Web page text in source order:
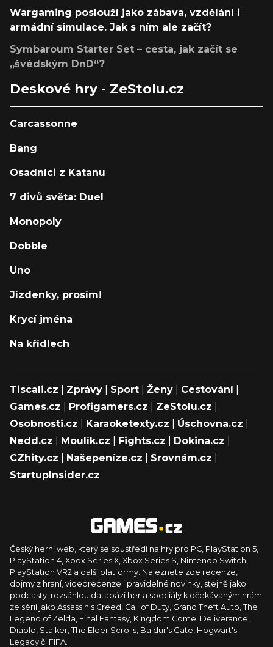
Wargaming poslouží jako zábava, vzdělání i
armádní simulace. Jak s ním ale začít?
Symbaroum Starter Set – cesta, jak začít se
„švédským DnD“?
Deskové hry - ZeStolu.cz
Carcassonne
Bang
Osadníci z Katanu
7 divů světa: Duel
Monopoly
Dobble
Uno
Jízdenky, prosím!
Krycí jména
Na křídlech
Tiscali.cz Zprávy Sport Ženy Cestování|
Games.cz
Profigamers.cz ZeStolu.cz
Osobnosti.cz
Karaoketexty.cz Úschovna.cz
Nedd.cz
Moulík.cz Fights.cz Dokina.cz
CZhity.cz
Našepeníze.cz Srovnám.cz
StartupInsider.cz
Český herní web, který se soustředí na hry pro PC, PlayStation 5,
PlayStation 4, Xbox Series X, Xbox Series S, Nintendo Switch,
PlayStation VR2 a další platformy. Naleznete zde recenze,
dojmy z hraní, videorecenze i pravidelné novinky, stejně jako
podcasty, rozsáhlou databázi her a speciály k očekávaným hrám
ze sérií jako Assassin's Creed, Call of Duty, Grand Theft Auto, The
Legend of Zelda, Final Fantasy, Kingdom Come: Deliverance,
Diablo, Stalker, The Elder Scrolls, Baldur's Gate, Hogwart's
Legacy či FIFA.